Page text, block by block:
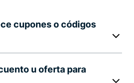
cupones o códigos
u oferta para